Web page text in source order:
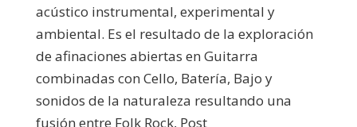
acústico instrumental, experimental y
ambiental. Es el resultado de la exploración
de afinaciones abiertas en Guitarra
combinadas con Cello, Batería, Bajo y
sonidos de la naturaleza resultando una
fusión entre Folk Rock, Post